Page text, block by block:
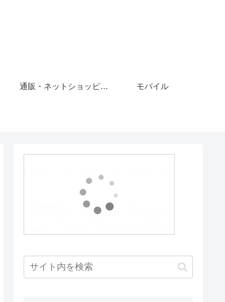
通販・ネットショッピング モバイル